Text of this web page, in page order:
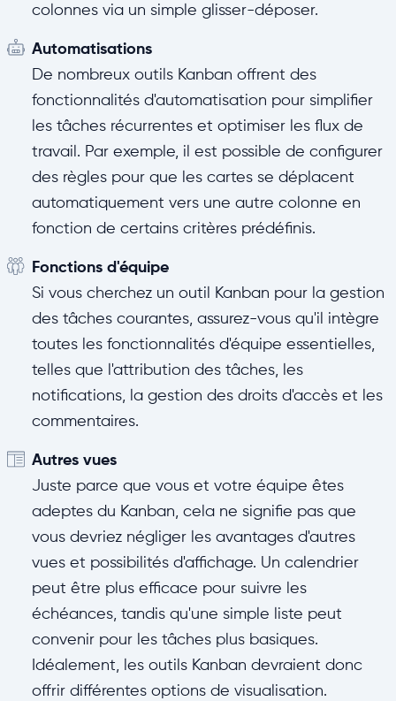
colonnes via un simple glisser-déposer.
Automatisations
De nombreux outils Kanban offrent des
fonctionnalités d'automatisation pour simplifier
les tâches récurrentes et optimiser les flux de
travail. Par exemple, il est possible de configurer
des règles pour que les cartes se déplacent
automatiquement vers une autre colonne en
fonction de certains critères prédéfinis.
Fonctions d'équipe
Si vous cherchez un outil Kanban pour la gestion
des tâches courantes, assurez-vous qu'il intègre
toutes les fonctionnalités d'équipe essentielles,
telles que l'attribution des tâches, les
notifications, la gestion des droits d'accès et les
commentaires.
Autres vues
Juste parce que vous et votre équipe êtes
adeptes du Kanban, cela ne signifie pas que
vous devriez négliger les avantages d'autres
vues et possibilités d'affichage. Un calendrier
peut être plus efficace pour suivre les
échéances, tandis qu'une simple liste peut
convenir pour les tâches plus basiques.
Idéalement, les outils Kanban devraient donc
offrir différentes options de visualisation.